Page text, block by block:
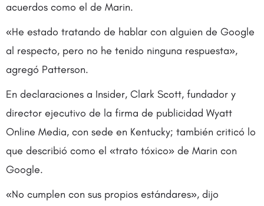
acuerdos como el de Marin.
«He estado tratando de hablar con alguien de Google
al respecto, pero no he tenido ninguna respuesta»,
agregó Patterson.
En declaraciones a Insider, Clark Scott, fundador y
director ejecutivo de la firma de publicidad Wyatt
Online Media, con sede en Kentucky; también criticó lo
que describió como el «trato tóxico» de Marin con
Google.
«No cumplen con sus propios estándares», dijo